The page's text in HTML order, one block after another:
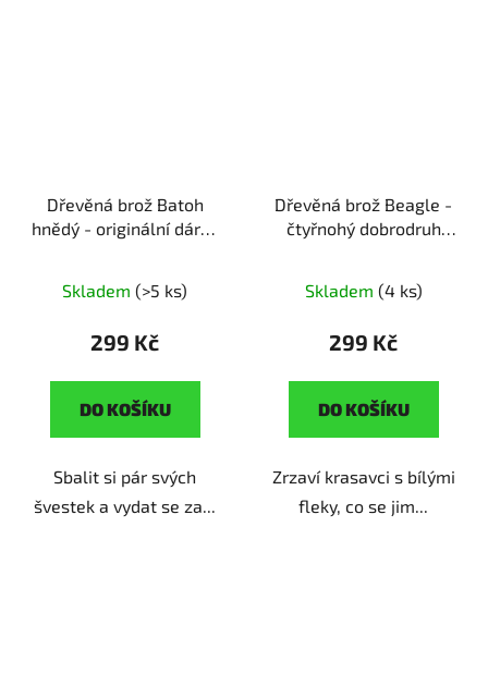
Dřevěná brož Batoh
hnědý - originální dárek
milovníky cestování
Skladem (>5 ks)
299 Kč
DO KOŠÍKU
Sbalit si pár svých
švestek a vydat se za...
Dřevěná brož Beagle -
čtyřnohý dobrodruh
Skladem (4 ks)
299 Kč
DO KOŠÍKU
Zrzaví krasavci s bílými
fleky, co se jim...